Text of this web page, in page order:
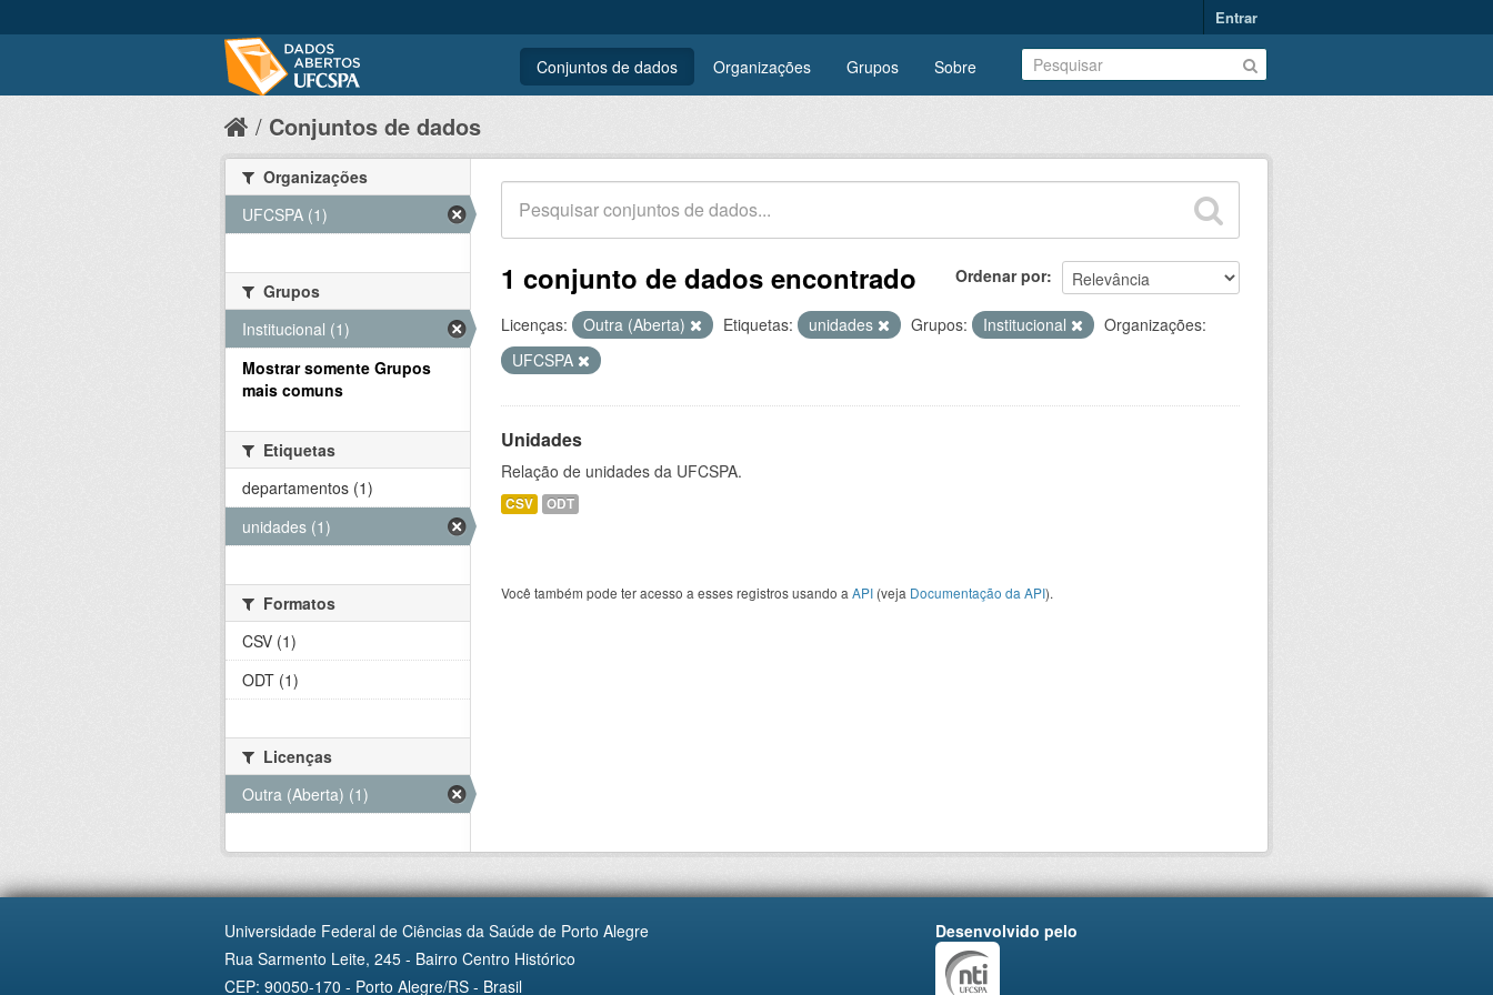
Entrar
Conjuntos de dados Organizações Grupos Sobre
Conjuntos de dados
Ordenar por
1 conjunto de dados encontrado
Licenças: Outra (Aberta) Etiquetas: unidades Grupos: Institucional
Organizações:
UFCSPA
Unidades
Relação de unidades da UFCSPA.
CSV ODT
Você também pode ter acesso a esses registros usando a API (veja Documentação da API).
Organizações
UFCSPA (1)
Grupos
Institucional (1)
Mostrar somente Grupos
mais comuns
Etiquetas
departamentos (1)
unidades (1)
Formatos
CSV (1)
ODT (1)
Licenças
Outra (Aberta) (1)
Universidade Federal de Ciências da Saúde de Porto Alegre
Rua Sarmento Leite, 245 - Bairro Centro Histórico
CEP: 90050-170 - Porto Alegre/RS - Brasil
Desenvolvido pelo